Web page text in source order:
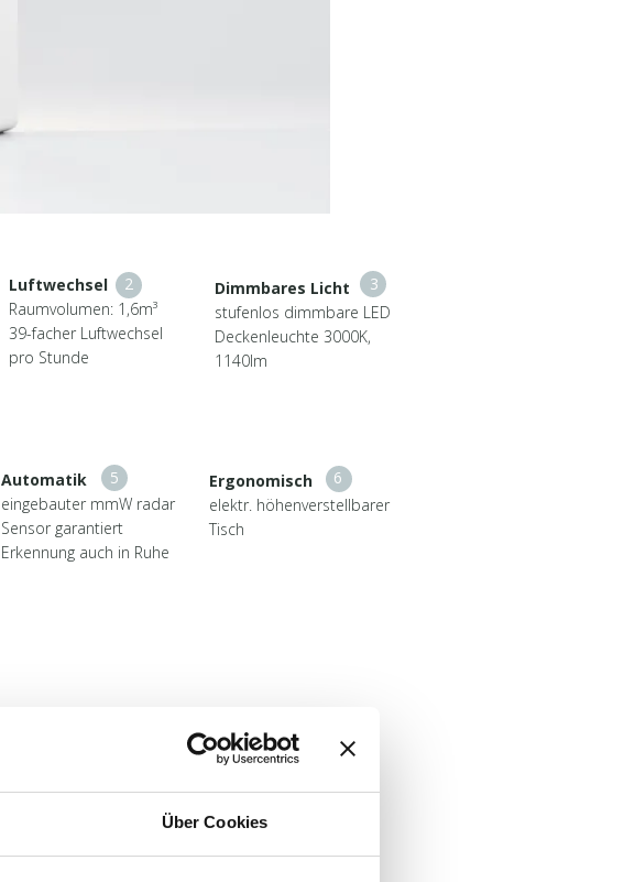
Über Cookies
Luftwechsel
Raumvolumen: 1,6m³
39-facher Luftwechsel
pro Stunde
2
Dimmbares Licht
stufenlos dimmbare LED
Deckenleuchte 3000K,
1140lm
3
Automatik
eingebauter mmW radar
Sensor garantiert
Erkennung auch in Ruhe
5
Ergonomisch
elektr. höhenverstellbarer
Tisch
6